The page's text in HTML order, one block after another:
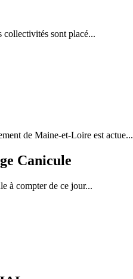
collectivités sont placé...
de Maine-et-Loire est actue...
Canicule
à compter de ce jour...